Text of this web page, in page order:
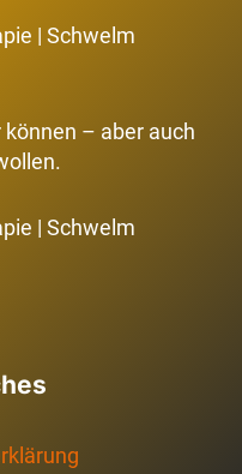
| Schwelm
– aber auch
| Schwelm